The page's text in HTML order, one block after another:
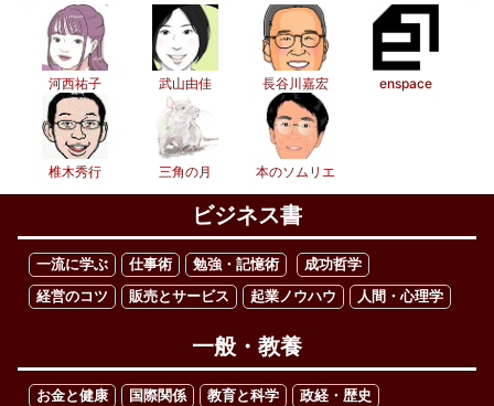
河西祐子 武山由佳 長谷川嘉宏 enspace
椎木秀行 三角の月 本のソムリエ
ビジネス書
一流に学ぶ 仕事術 勉強・記憶術
成功哲学
経営のコツ
販売とサービス 起業ノウハウ 人間・心理学
一般・教養
お金と健康 国際関係 教育と科学
政経・歴史